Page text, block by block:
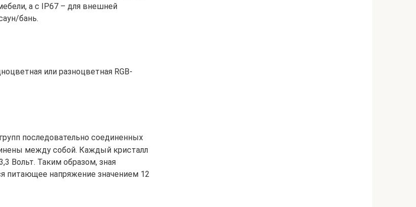
а с IP67 – для внешней
бань.
или разноцветная RGB-
последовательно соединенных
между собой. Каждый кристалл
Вольт. Таким образом, зная
питающее напряжение значением 12